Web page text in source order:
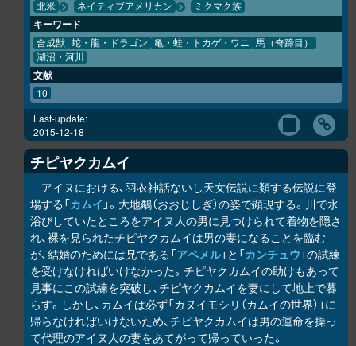
北米 ネイティブアメリカン ミクマク族
キーワード
合成獣 蛇・龍・ドラゴン 亀・蛙・トカゲ・ワニ
馬（奇蹄目）
湖沼・河川
文献
10
Last-update:
2015-12-18
チピヤクカムイ
アイヌにおける、羽衣神話ないし天女伝説に類する伝説に登
場する「カムイ 」。大地鷸（おおじしぎ）の姿で顕現する。川で水
浴びしていたところをアイヌ人の男に見つけられて着物を隠さ
れ、裸を見られたチピヤクカムイは男の妻になることを臨む
が、結婚のためには兄である「アペメル」と「カンチュウ 」の試練
を受けなければいけなかった。チピヤクカムイの助けもあって
見事にこの試練を突破し、チピヤクカムイを妻にして地上で暮
らす。しかし、カムイは必ず「カヌイモシ リ （カムイの世界）」に
帰らなければいけないため、チピヤクカムイは男の運命を操っ
て代理のアイヌ人の妻をあてがって帰っていった。